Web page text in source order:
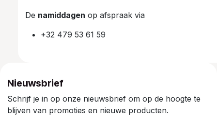
De namiddagen op afspraak via
+32 479 53 61 59
Nieuwsbrief
Schrijf je in op onze nieuwsbrief om op de hoogte te
blijven van promoties en nieuwe producten.